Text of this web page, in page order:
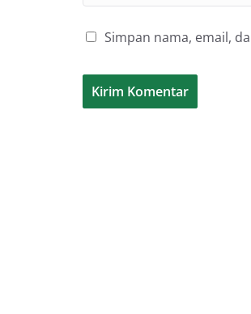
Simpan nama, email,